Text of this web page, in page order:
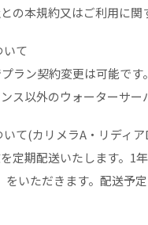
の本規約又はご利用に
いて
ラン契約変更は可能です
ス以外のウォーターサー
て(カリメラA・リディ
定期配送いたします。1
をいただきます。配送予